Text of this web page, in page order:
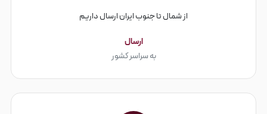
از شمال تا جنوب ایران ارسال داریم
ارسال
به سراسر کشور